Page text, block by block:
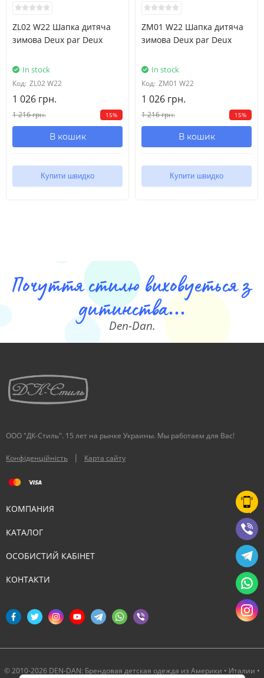
ZL02 W22 Шапка дитяча
зимова Deux par Deux
In stock
Код: ZL02 W22
1 026 грн.
1 216 грн. 15%
В кошик
Купити швидко
ZM01 W22 Шапка дитяча
зимова Deux par Deux
In stock
Код: ZM01 W22
1 026 грн.
1 216 грн. 15%
В кошик
Купити швидко
Почуття стилю виховуеться з
дитинства...
Den-Dan.
ООО "ДК-Стиль". 15 лет на рынке Украины. Мы работаем для Вас!
Конфіденційність | Карта сайту
КОМПАНИЯ
КАТАЛОГ
ОСОБИСТИЙ КАБІНЕТ
КОНТАКТИ
© 2010-2026 DEN-DAN: Брендовая детская одежда из Америки • Италии •